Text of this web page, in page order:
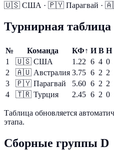
🇺🇸 США · 🇵🇾 Парагвай ·
Турнирная таблица
№ Команда КФ↑ И В Н
1
🇺🇸 США 1.22 6 4 0
2
🇦🇺 Австралия 3.75 6 2 2
3
🇵🇾 Парагвай 5.60 6 2 2
4
🇹🇷 Турция 2.45 6 2 0
Таблица обновляется
этапа.
Сборные группы D